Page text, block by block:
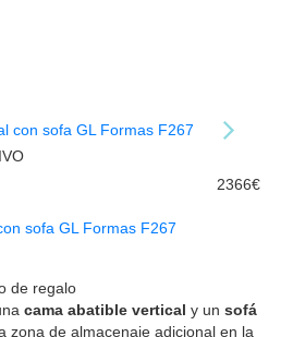
2366€
sofa GL Formas F267
de regalo
cama abatible vertical y un sofá
zona de almacenaje adicional en la